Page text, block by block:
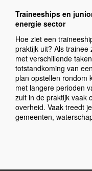
Traineeships en
energie sector
Hoe ziet een
praktijk uit? Als trainee
met verschillende
totstandkoming van
plan opstellen rondom
met langere perioden
zult in de praktijk vaak
overheid. Vaak treedt
gemeenten,